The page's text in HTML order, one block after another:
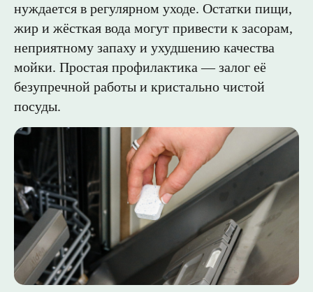
нуждается в регулярном уходе. Остатки пищи,
жир и жёсткая вода могут привести к засорам,
неприятному запаху и ухудшению качества
мойки. Простая профилактика — залог её
безупречной работы и кристально чистой
посуды.